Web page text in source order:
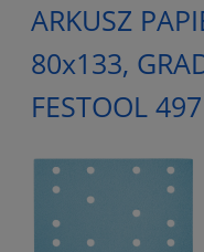
ARKUSZ
80x133,
FESTOOL